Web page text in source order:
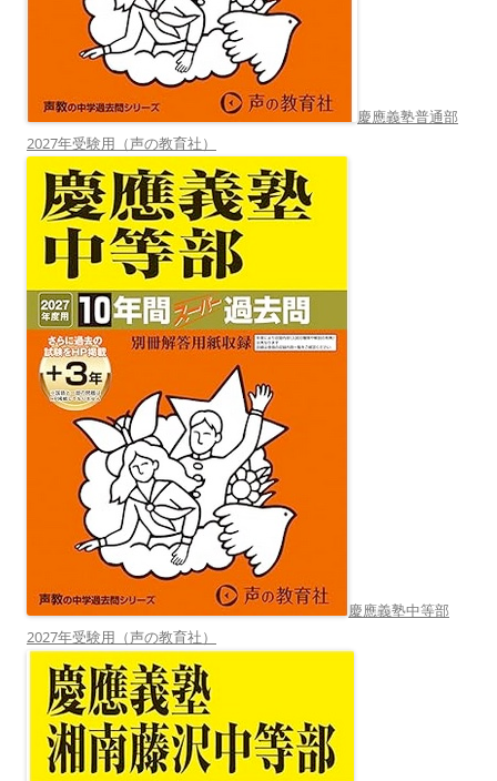
慶應義塾普通部
2027年受験用（声の教育社）
慶應義塾中等部
2027年受験用（声の教育社）